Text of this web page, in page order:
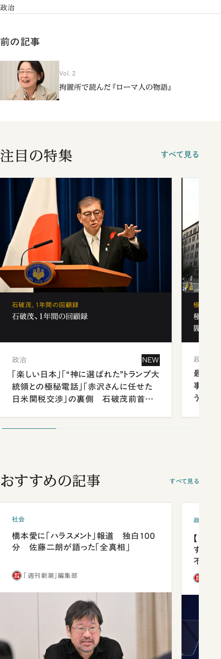
政治
前の記事
Vol. 2
拘置所で読んだ『ローマ人の物語』
注目の特集 すべて見る
石破茂、1年間の回顧録
石破茂、1年間の回顧録
政治 NEW
「楽しい日本」「“神に選ばれた”トランプ大
統領との極秘電話」「赤沢さんに任せた
日米関税交渉」の裏側 石破茂前首相
極秘裏名
極秘裏
閥と出
政治
最強
事が象
う
おすすめの記事 すべて見る
社会
橋本愛に「ハラスメント」報道 独白100
分 佐藤二朗が語った「全真相」
「週刊新潮」編集部
政治
【内閣
する人
不仲説